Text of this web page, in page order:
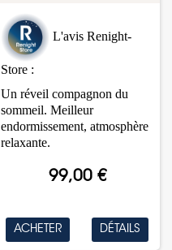
99,00 €
L'avis Renight-
Store :
Un réveil compagnon du
sommeil. Meilleur
endormissement, atmosphère
relaxante.
ACHETER DÉTAILS